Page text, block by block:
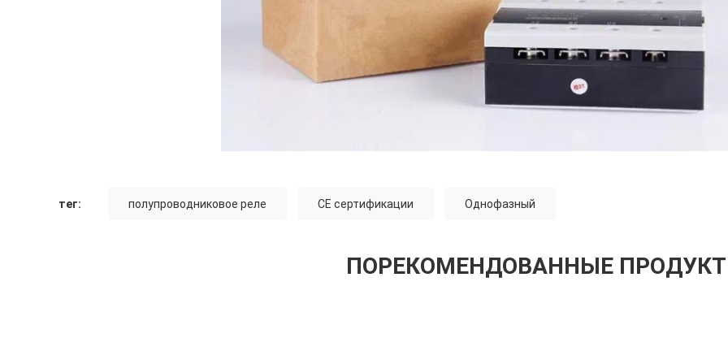
тег: полупроводниковое реле CE сертификации Однофазный
ПОРЕКОМЕНДОВАННЫЕ